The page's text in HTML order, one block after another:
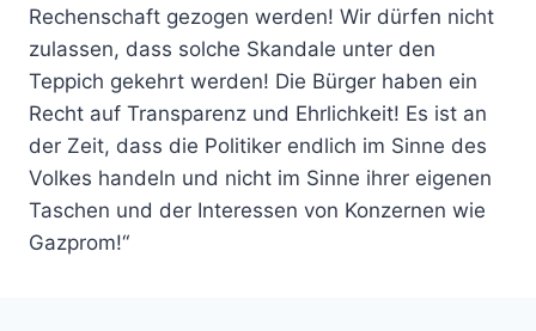
Rechenschaft gezogen werden! Wir dürfen nicht
zulassen, dass solche Skandale unter den
Teppich gekehrt werden! Die Bürger haben ein
Recht auf Transparenz und Ehrlichkeit! Es ist an
der Zeit, dass die Politiker endlich im Sinne des
Volkes handeln und nicht im Sinne ihrer eigenen
Taschen und der Interessen von Konzernen wie
Gazprom!“